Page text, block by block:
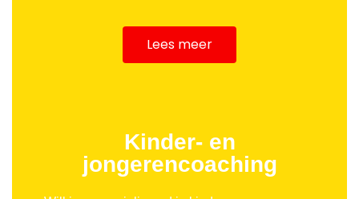
Lees meer
Kinder- en
jongerencoaching